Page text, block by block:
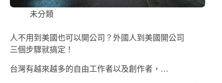
未分類
人不用到美國也可以開公司？外國人到美國開公司
三個步驟就搞定！
台灣有越來越多的自由工作者以及創作者，…